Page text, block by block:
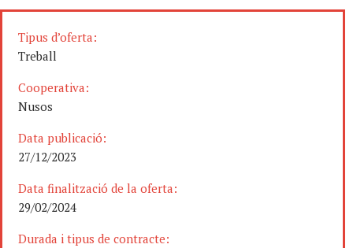
Tipus d’oferta:
Treball
Cooperativa:
Nusos
Data publicació:
27/12/2023
Data finalització de la oferta:
29/02/2024
Durada i tipus de contracte: